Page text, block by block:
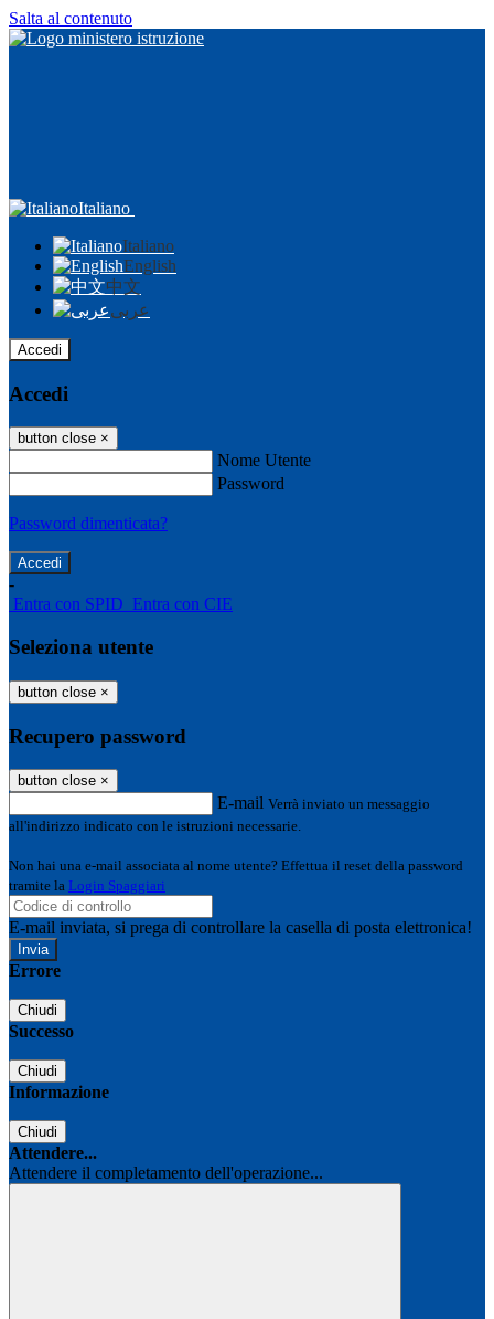
Salta al contenuto
Italiano
Italiano
English
中文
عربى
Accedi
Accedi
button close ×
Nome Utente
Password
Password dimenticata?
-
Entra con SPID Entra con CIE
Seleziona utente
button close ×
Recupero password
button close ×
E-mail Verrà inviato un messaggio
all'indirizzo indicato con le istruzioni necessarie.
Non hai una e-mail associata al nome utente? Effettua il reset della password
tramite la Login Spaggiari
E-mail inviata, si prega di controllare la casella di posta elettronica!
Errore
Chiudi
Successo
Chiudi
Informazione
Chiudi
Attendere...
Attendere il completamento dell'operazione...